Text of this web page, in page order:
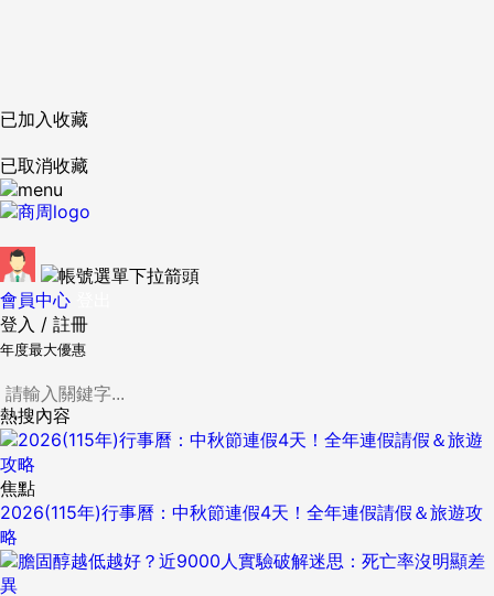
已加入收藏
已取消收藏
會員中心
登入 / 註冊
年度最大優惠
熱搜內容
焦點
2026(115年)行事曆：中秋節連假4天！全年連假請假＆旅遊攻
略